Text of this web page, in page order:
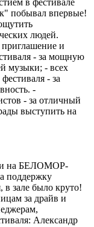
побывал впервые!
людей.
и
- за мощную
музыки; - всех
- за
-
- за отличный
выступить на
на БЕЛОМОР-
поддержку
зале было круто!
за драйв и
Александр